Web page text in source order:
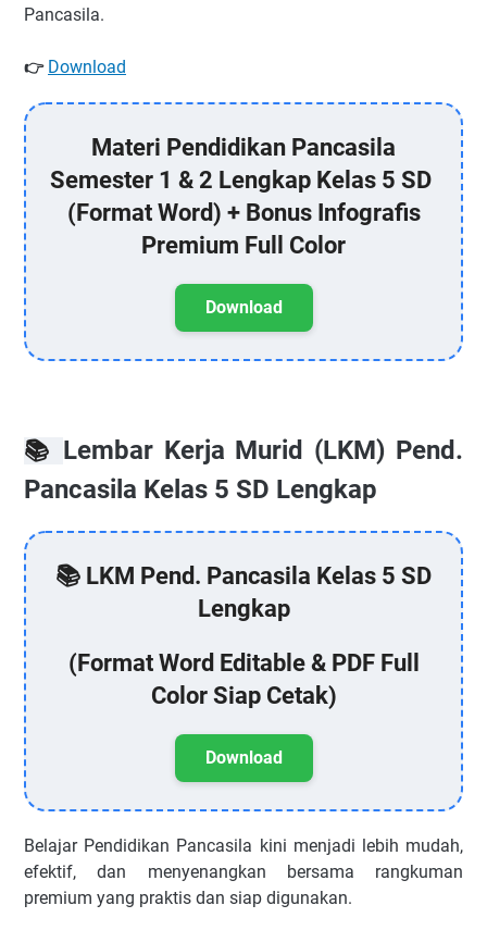
Pancasila.
👉 Download
Materi Pendidikan Pancasila
Semester 1 & 2 Lengkap Kelas 5 SD
(Format Word) + Bonus Infografis
Premium Full Color
Download
📚 Lembar Kerja Murid (LKM) Pend.
Pancasila Kelas 5 SD Lengkap
📚 LKM Pend. Pancasila Kelas 5 SD
Lengkap
(Format Word Editable & PDF Full
Color Siap Cetak)
Download
Belajar Pendidikan Pancasila kini menjadi lebih mudah,
efektif, dan menyenangkan bersama rangkuman
premium yang praktis dan siap digunakan.